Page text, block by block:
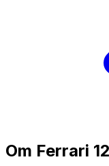
Om Ferrari